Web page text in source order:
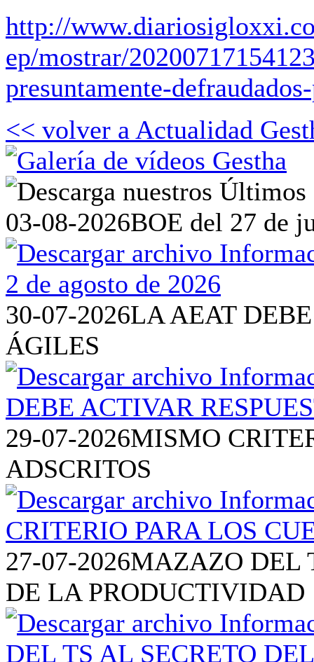
http://
ep/mostrar/
presuntamente-
<< volver a Actualidad
03-08-2026BOE del 27 de
30-07-2026LA AEAT
ÁGILES
29-07-2026MISMO
ADSCRITOS
27-07-2026MAZAZO DEL
DE LA PRODUCTIVIDAD